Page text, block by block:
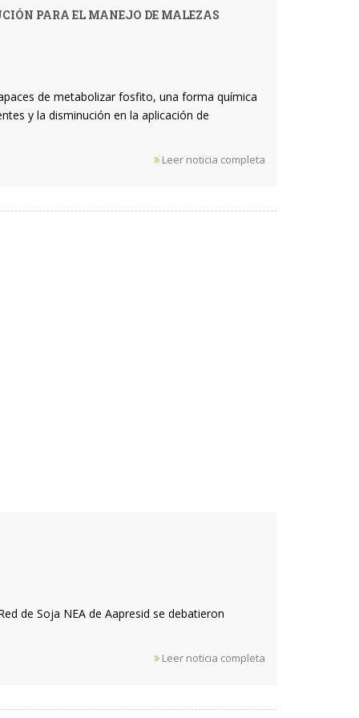
PARA EL MANEJO DE MALEZAS
de metabolizar fosfito, una forma química
y la disminución en la aplicación de
Leer noticia completa
de Soja NEA de Aapresid se debatieron
Leer noticia completa